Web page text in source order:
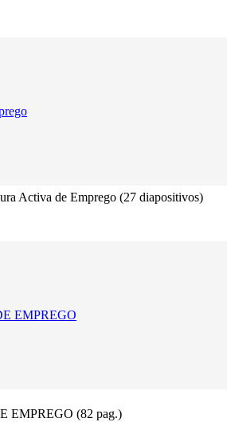
Activa de Emprego (27 diapositivos)
EMPREGO
EMPREGO (82 pag.)